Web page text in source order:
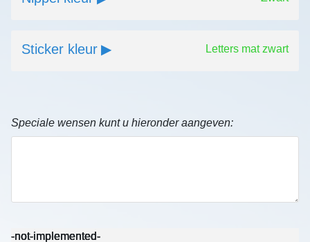
Sticker kleur Letters mat zwart
Speciale wensen kunt u hieronder aangeven:
-not-implemented-
-not-implemented-
-not-implemented-
-not-implemented-